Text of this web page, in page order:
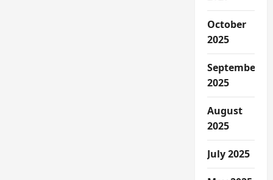
October
2025
September
2025
August
2025
July 2025